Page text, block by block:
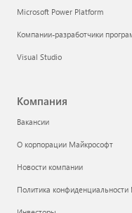
Microsoft Power Platform
Компании-разработчики
Visual Studio
Компания
Вакансии
О корпорации Майкрософт
Новости компании
Политика